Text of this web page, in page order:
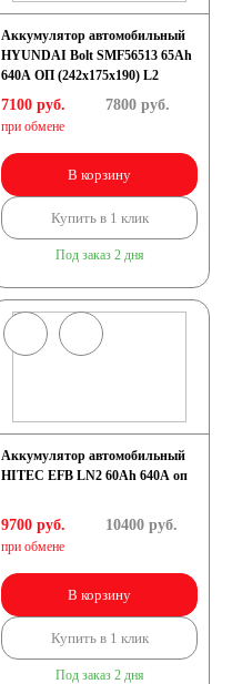
Аккумулятор автомобильный
HYUNDAI Bolt SMF56513 65Ah
640A ОП (242x175x190) L2
7100 руб.
при обмене
7800руб.
В корзину
Купить в 1 клик
Под заказ 2 дня
Аккумулятор автомобильный
HITEC EFB LN2 60Ah 640A оп
9700 руб.
при обмене
10400руб.
В корзину
Купить в 1 клик
Под заказ 2 дня